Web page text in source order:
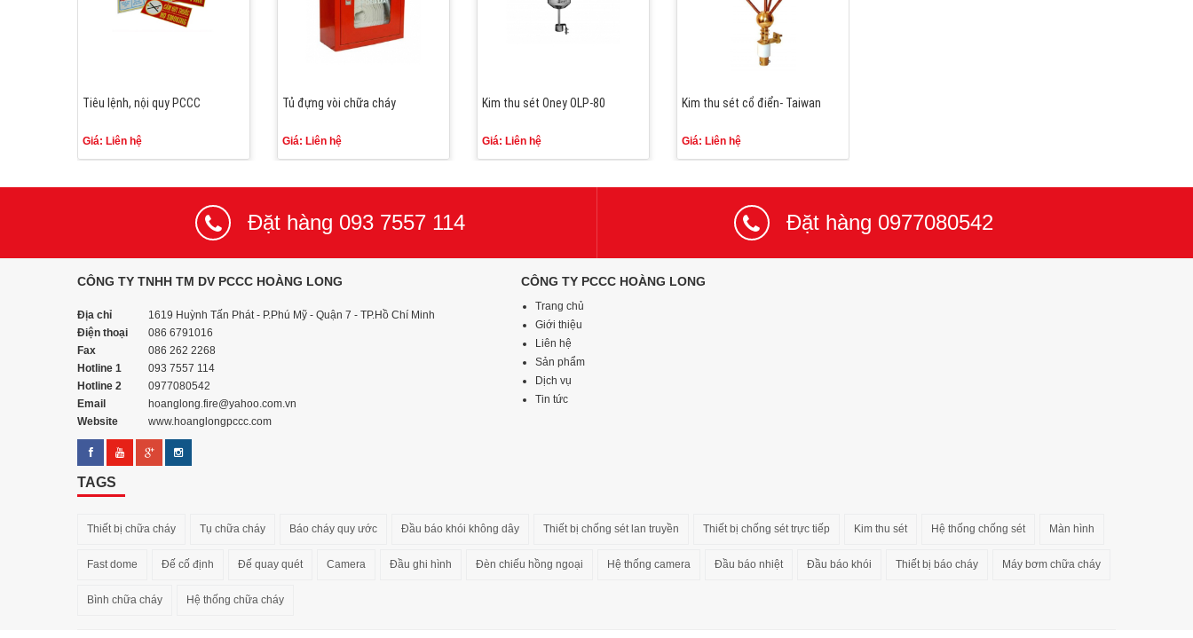
Tiêu lệnh, nội quy PCCC
Giá: Liên hệ
Tủ đựng vòi chữa cháy
Giá: Liên hệ
Kim thu sét Oney OLP-80
Giá: Liên hệ
Kim thu sét cổ điển- Taiwan
Giá: Liên hệ
Đặt hàng 093 7557 114 Đặt hàng 0977080542
CÔNG TY TNHH TM DV PCCC HOÀNG LONG
Địa chỉ
1619 Huỳnh Tấn Phát - P.Phú Mỹ - Quận 7 - TP.Hồ Chí Minh
Điện thoại
086 6791016
Fax
086 262 2268
Hotline 1
093 7557 114
Hotline 2
0977080542
Email
hoanglong.fire@yahoo.com.vn
Website
www.hoanglongpccc.com
CÔNG TY PCCC HOÀNG LONG
Trang chủ
Giới thiệu
Liên hệ
Sản phẩm
Dịch vụ
Tin tức
TAGS
Thiết bị chữa cháy Tụ chữa cháy Báo cháy quy ước Đầu báo khói không dây Thiết bị chống sét lan truyền Thiết bị chống sét trực tiếp Kim thu sét Hệ thống chống sét Màn hình
Fast dome Đế cố định Đế quay quét Camera Đầu ghi hình Đèn chiếu hồng ngoại Hệ thống camera Đầu báo nhiệt Đầu báo khói Thiết bị báo cháy Máy bơm chữa cháy
Bình chữa cháy Hệ thống chữa cháy